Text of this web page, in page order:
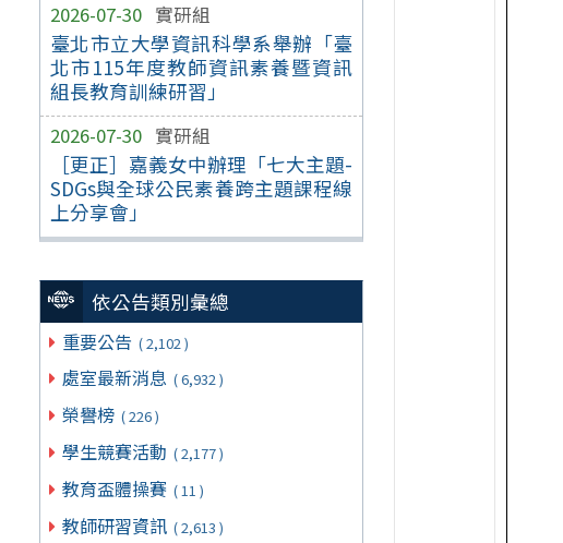
2026-07-30 實研組
臺北市立大學資訊科學系舉辦「臺
北市115年度教師資訊素養暨資訊
組長教育訓練研習」
2026-07-30 實研組
［更正］嘉義女中辦理「七大主題-
SDGs與全球公民素養跨主題課程線
上分享會」
依公告類別彙總
重要公告 ( 2,102 )
處室最新消息 ( 6,932 )
榮譽榜 ( 226 )
學生競賽活動 ( 2,177 )
教育盃體操賽 ( 11 )
教師研習資訊 ( 2,613 )